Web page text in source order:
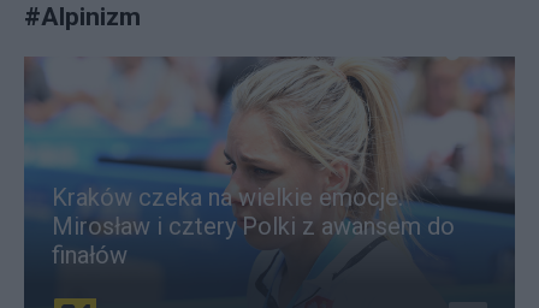
#Alpinizm
Kraków czeka na wielkie emocje.
Mirosław i cztery Polki z awansem do
finałów